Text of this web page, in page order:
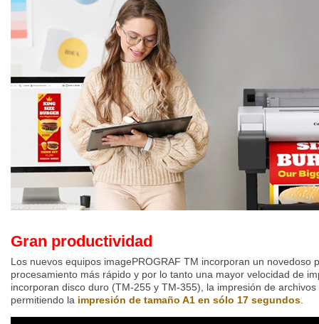
Gran productividad
Los nuevos equipos imagePROGRAF TM incorporan un novedoso
procesamiento más rápido y por lo tanto una mayor velocidad de
incorporan disco duro (TM-255 y TM-355), la impresión de
permitiendo la impresión de tamaño A1 en sólo 17 segundos.